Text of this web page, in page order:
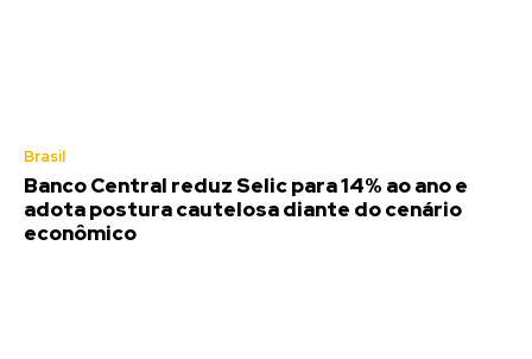
Brasil
Banco Central reduz Selic para 14% ao ano e
adota postura cautelosa diante do cenário
econômico